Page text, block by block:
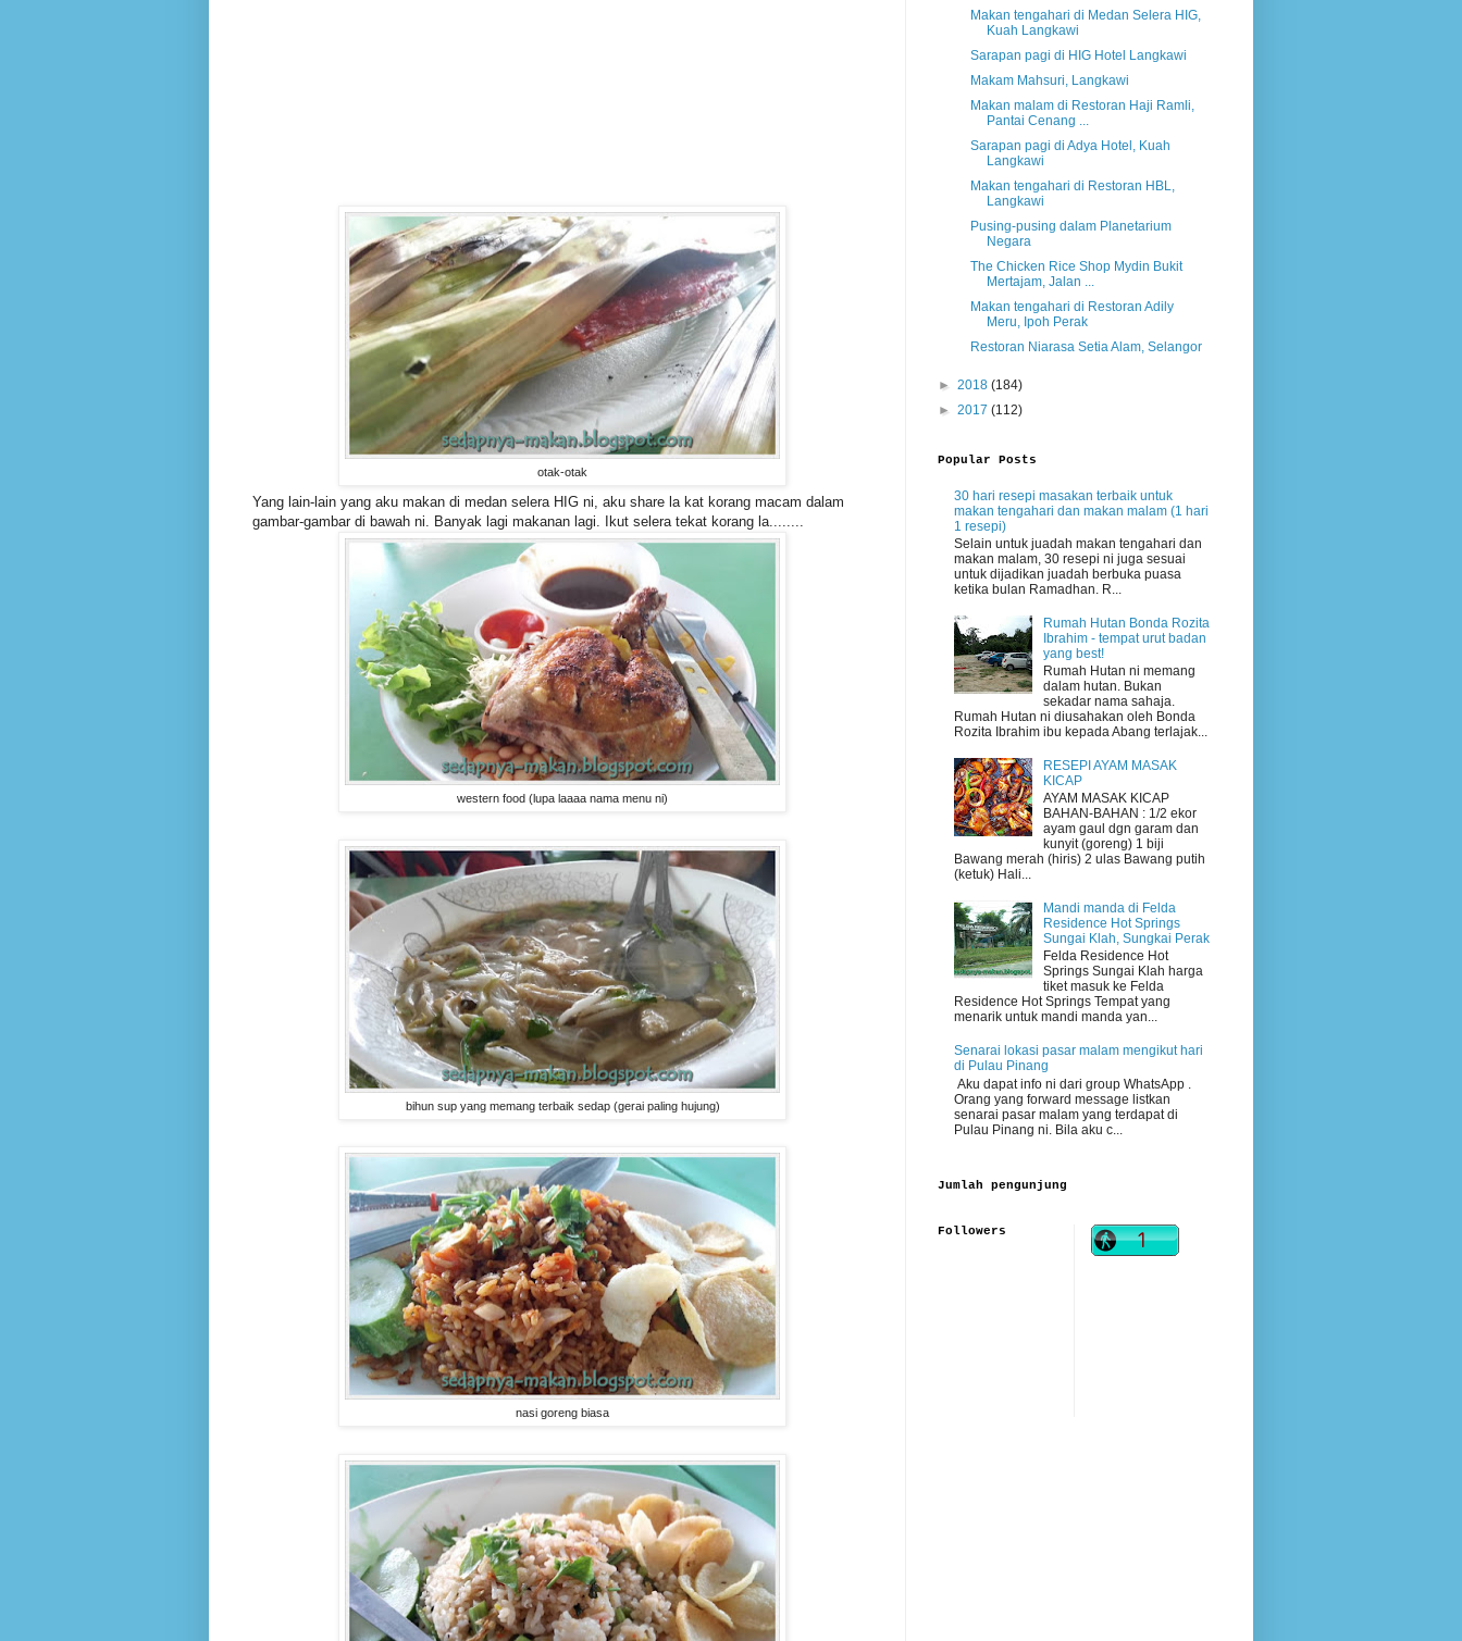
otak-otak
Yang lain-lain yang aku makan di medan selera HIG ni, aku share la kat korang macam dalam
gambar-gambar di bawah ni. Banyak lagi makanan lagi. Ikut selera tekat korang la........
western food (lupa laaaa nama menu ni)
bihun sup yang memang terbaik sedap (gerai paling hujung)
nasi goreng biasa
Makan tengahari di Medan Selera HIG,
Kuah Langkawi
Sarapan pagi di HIG Hotel Langkawi
Makam Mahsuri, Langkawi
Makan malam di Restoran Haji Ramli,
Pantai Cenang ...
Sarapan pagi di Adya Hotel, Kuah
Langkawi
Makan tengahari di Restoran HBL,
Langkawi
Pusing-pusing dalam Planetarium
Negara
The Chicken Rice Shop Mydin Bukit
Mertajam, Jalan ...
Makan tengahari di Restoran Adily
Meru, Ipoh Perak
Restoran Niarasa Setia Alam, Selangor
► 2018 (184)
► 2017 (112)
Popular Posts
30 hari resepi masakan terbaik untuk
makan tengahari dan makan malam (1 hari
1 resepi)
Selain untuk juadah makan tengahari dan
makan malam, 30 resepi ni juga sesuai
untuk dijadikan juadah berbuka puasa
ketika bulan Ramadhan. R...
Rumah Hutan Bonda Rozita
Ibrahim - tempat urut badan
yang best!
Rumah Hutan ni memang
dalam hutan. Bukan
sekadar nama sahaja.
Rumah Hutan ni diusahakan oleh Bonda
Rozita Ibrahim ibu kepada Abang terlajak...
RESEPI AYAM MASAK
KICAP
AYAM MASAK KICAP
BAHAN-BAHAN : 1/2 ekor
ayam gaul dgn garam dan
kunyit (goreng) 1 biji
Bawang merah (hiris) 2 ulas Bawang putih
(ketuk) Hali...
Mandi manda di Felda
Residence Hot Springs
Sungai Klah, Sungkai Perak
Felda Residence Hot
Springs Sungai Klah harga
tiket masuk ke Felda
Residence Hot Springs Tempat yang
menarik untuk mandi manda yan...
Senarai lokasi pasar malam mengikut hari
di Pulau Pinang
Aku dapat info ni dari group WhatsApp .
Orang yang forward message listkan
senarai pasar malam yang terdapat di
Pulau Pinang ni. Bila aku c...
Jumlah pengunjung
Followers